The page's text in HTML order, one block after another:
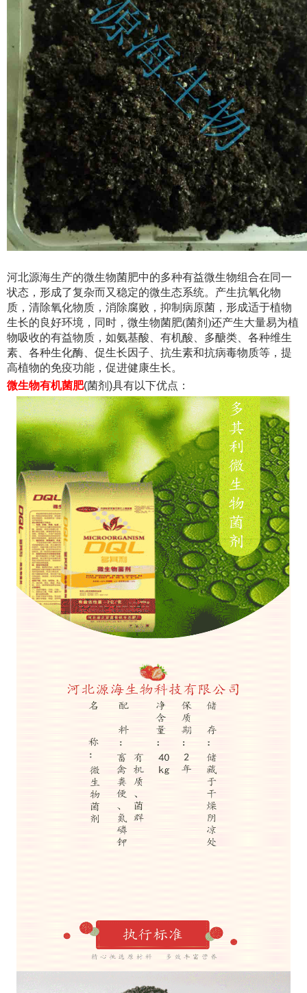
河北源海生产的微生物菌肥中的多种有益微生物组合在同一
状态，形成了复杂而又稳定的微生态系统。产生抗氧化物
质，清除氧化物质，消除腐败，抑制病原菌，形成适于植物
生长的良好环境，同时，微生物菌肥(菌剂)还产生大量易为植
物吸收的有益物质，如氨基酸、有机酸、多醣类、各种维生
素、各种生化酶、促生长因子、抗生素和抗病毒物质等，提
高植物的免疫功能，促进健康生长。
微生物有机菌肥(菌剂)具有以下优点：